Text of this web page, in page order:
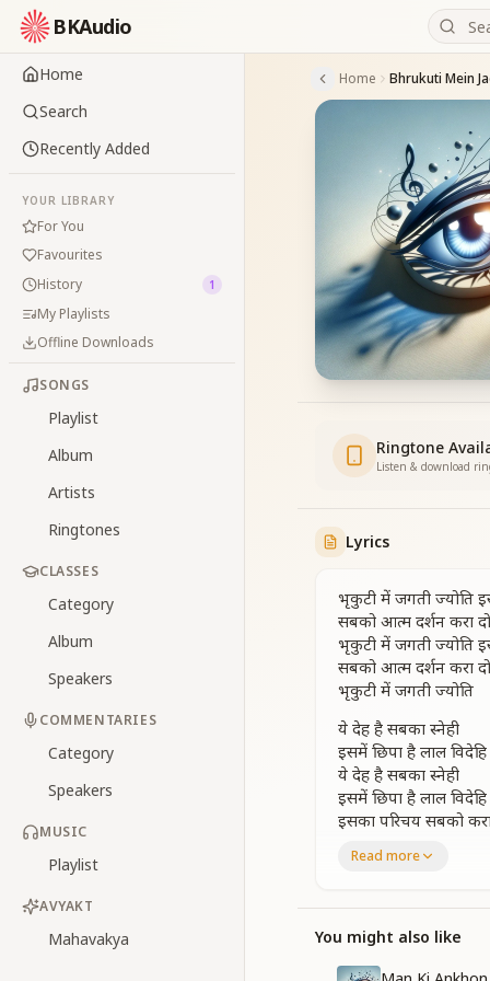
BKAudio
Home
Search
Recently Added
YOUR LIBRARY
For You
Favourites
History
1
My Playlists
Offline Downloads
SONGS
Playlist
Album
Artists
Ringtones
CLASSES
Category
Album
Speakers
COMMENTARIES
Category
Speakers
MUSIC
Playlist
AVYAKT
Mahavakya
Home Bhrukuti Mein
Ringtone
Listen & download
Lyrics
भृकुटी में जगती ज्योति
सबको आत्म दर्शन करा दो
भृकुटी में जगती ज्योति
सबको आत्म दर्शन करा दो
भृकुटी में जगती ज्योति
ये देह है सबका स्नेही
इसमें छिपा है लाल विदेहि
ये देह है सबका स्नेही
इसमें छिपा है लाल विदेहि
इसका परिचय सबको
सबको आत्म दर्शन करा दो
आत्म स्मृति का तिलक
अहंकार को दूर भगाके
आत्म स्मृति का तिलक
Read more
You might also like